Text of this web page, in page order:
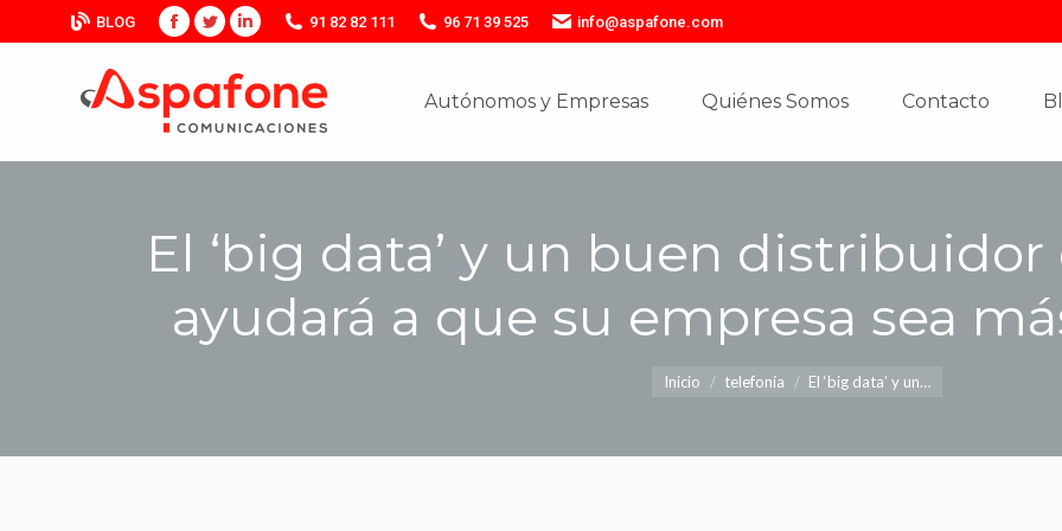
BLOG
Facebook
TwitterLinkedin
91 82 82 111 96 71 39 525 info@aspafone.com
Autónomos y Empresas Quiénes Somos Contacto
El ‘big data’ y un buen
ayudará a que su empresa sea
Inicio telefonía El ‘big data’ y un…
Autónomos y Empresas Quiénes Somos Contacto